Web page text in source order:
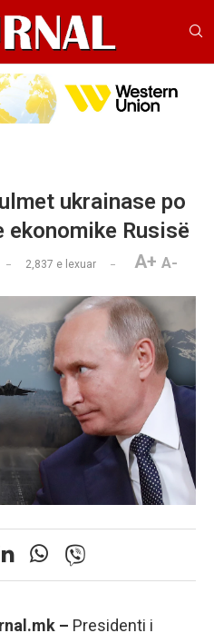
ukrainase po
ekonomike Rusisë
2,837 e lexuar A+ A-
– Presidenti i